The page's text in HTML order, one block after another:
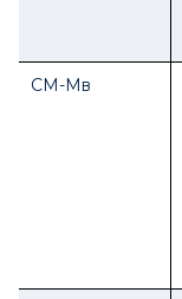
СМ-Мв